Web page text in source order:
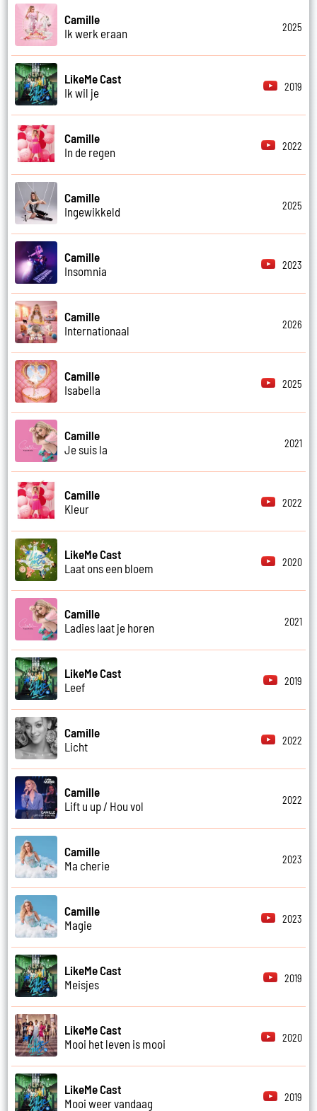
Camille
Ik werk eraan
2025
LikeMe Cast
Ik wil je
2019
Camille
In de regen
2022
Camille
Ingewikkeld
2025
Camille
Insomnia
2023
Camille
Internationaal
2026
Camille
Isabella
2025
Camille
Je suis la
2021
Camille
Kleur
2022
LikeMe Cast
Laat ons een bloem
2020
Camille
Ladies laat je horen
2021
LikeMe Cast
Leef
2019
Camille
Licht
2022
Camille
Lift u up / Hou vol
2022
Camille
Ma cherie
2023
Camille
Magie
2023
LikeMe Cast
Meisjes
2019
LikeMe Cast
Mooi het leven is mooi
2020
LikeMe Cast
Mooi weer vandaag
2019